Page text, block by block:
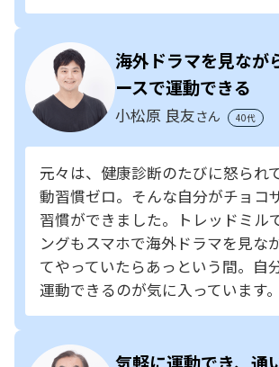
海外ドラマを見なが
ースで運動できる
小松原 良友さん 40代
元々は、健康診断のたびに怒られ
動習慣ゼロ。そんな自分がチョコ
習慣ができました。トレッドミル
ングもスマホで海外ドラマを見な
てやっていたらあっという間。自
運動できるのが気に入っています。